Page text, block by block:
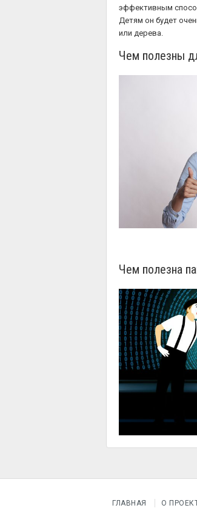
эффективным
Детям он будет
или дерева.
Чем полезны
Чем полезна
ГЛАВНАЯ О